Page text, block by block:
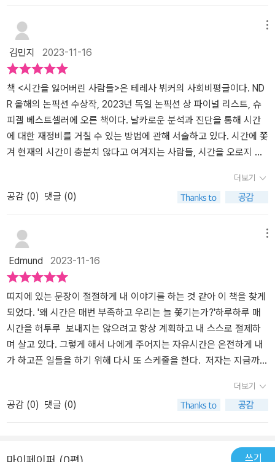
없다!라고 느낀다면 내가 빼앗기고 있는 시간이 어디로 흘러가고 있
는지, 그 흘러들어감이 나의 자의인지 타의인지에 대해 한번 생각해
보면 좋을 것이다. 모두에게 공평할 것 같은 시간은 절대적으로 권력
관계에 의해 재정의되고 있음을 한번 더 자각하며, 오롯이 육아와 일
과, 가사를 전담하고 있는 이 현실에서 나의 일은 ‘해도 그만 안해도
그만’인 미니잡이 아니라라는 것을, 나의 돌봄과 가사에 할애되는 노
동(시간)은 ‘나 아니면 할 사람이 없어서’가 되지 않아야 함을 모두와
함께 공유하고 싶다. #타임푸어 #노동 #돌봄 #사회문제 #워라밸 #
현타 #사회학 #정치 #책사애 #책벗뜰 #책서평 #북리뷰 #양산독서
모임 #책스타그램 #북스타그램 #양산 #서창
일을 한다고 생각하지만 곰곰이 생각해봐라. 나에게 필요한 물건을
배달해주고 인터넷이 돌아가고, 공간을 제공해주는 곳도. 나 혼자 할
수 있는게 아니다. 우리는 청소나 기본적인 일들을 대우하지 않지만
그런 일들이 며칠만 멈춰도 우리나라도 멈추는 게 당연하다. 아이를
낳지 않아도 우리가 어린이의 미래를 위한 책임에서 벗어나는 건 아
니다. 과거 현재 미래를 이어져 있으며 같이 사는 사회이므로. 보험보
장제도를 인구가 줄어들 수록 유지하는 게 힘들다면, 우리는 무엇을
해야 할까. 작가는 말한다. 전세계 일어나는 기후 위기, 취업 문제, 저
출생 등 모든 문제가 결국 시간의 문제라고. 학자 프리가 하우크는 잠
자는 시간을 제외하고 16시간을 4시간씩 직업, 돌봄업무, 자유시간,
있지만 책을 다 읽고 나면, 우리가 자유롭고 함께 사는 사회를 만드려
면 이런 시도가 꼭 필요하다는 생각이 든다. 이 책을 누구보다 정치하
는 사람들이 읽어야 한다고 생각하지만 모두가 읽어야 할 책이기도
하다. 마지막 챕터에서 모든 건 정치적이라고 한 문장에 동의한다. 앞
서 행동하지 못한다는 생각에 항상 마음의 짐이 있다. 하지만 그래도
이런 책을 읽고 나누고 모임을 만들고 얘기하고 옳다는 걸 하는 게 정
치적인 참여라고 생각한다. 마지막으로 이 책을 읽으며 생각났던, 또
책에서 언급했던 책들을 나눈다. 왜 이리 시간이 없지? 내가 문제인
가? 생각하는 분들에게 이 책을 꼭 읽어보시라 추천한다. (챕터별로
책을 덧붙입니다. )1.시간은 왜 늘 부족한가? 24/7 잠의 종말 (절판)
- 챕터 시작할 때 나온 문장이 실린 책 2.노동시간 노동의 배신 불쉽
잡3.돌봄시간돌봄과 작업 1,2돌봄이 돌보는 세계4.자유시간 아무것
간어린이라는 세계 6.정치를 위한 시간돌봄과 연대의 경제학7.유토피
아로 나가가기 일은 당신을 사랑하지 않는다 (이 챕터에서 문장이 실
림)
야 한다는 저자의 말에 고개가 끄덕여졌다. 돌봄은 여성에 많이 치우
쳐 있고 그것을 정당한 노동으로 인정받지 못함으로써 나 스스로도
일을 하고 있는데도 일을 해야하나 라고 고민하지 않는가. 시간의 자
유와 함께 아이와 돌봄 노동에 대한 사회적 정의를 다시 세워갈 때 우
리는 평등한 사회로 갈 수 있음을 저자는 말한다. 일하는 시간을 늘여
야 한다는 우리나라의 현실속에서 마치 유토피아적 상상을 하게 만드
는 즐거운 책이자 고문을 당하는 듯 아픈 책이다. 우리나라는 퇴보하
는데 독일은 나아가는구나라는 씁쓸함. 시간을 정의하고 내 시간은
어디쯤 와 있는지, 내 노동은 정당한지, 어린이의 시간도 함께 고민해
보고, 정치를 위한 시간, 시간의 자유가 있는 미래를 상상해보는 나만
을 체크해보고 무엇이 바뀌어야 할지 깊게 생각해 본다. 빼앗긴 삶의
김민지 2023-11-16
책 <시간을 잃어버린 사람들>은 테레사 뷔커의 사회비평글이다. ND
R 올해의 논픽션 수상작, 2023년 독일 논픽션 상 파이널 리스트, 슈
피겔 베스트셀러에 오른 책이다. 날카로운 분석과 진단을 통해 시간
에 대한 재정비를 거칠 수 있는 방법에 관해 서술하고 있다. 시간에 쫓
겨 현재의 시간이 충분치 않다고 여겨지는 사람들, 시간을 오로지 나
은 그 자리 그대로 있지만 시대에 따른 시간 활용 가치는 달라진다. 책
에서는 시간에 대한 개념과 그에 따른 노동 환경에 대한 이야기를 다
루고 있다. 자본주의 사회를 살아가는 대부분 사람은 돈이라는 가치
에 중점을 두고 살아가며 대부분의 시간을 '일'하는 데에 소비한다. 그
럼에도 다른 가치관을 따르고 있는 어떤 사람들의 모습을 통해 우리
가 추구해야 할 가치에 대해 근본적인 물음을 제기한다. 지금 이 시간
을 어떻게 이용하냐에 따라 현재가 달라지기 때문에 시간이라는 개념
에 대해 재정비가 필요하다고 말한다. 자신만의 시간을 가지기 힘든
이유는 과연 무엇일까. 어떤 이유로 인해 우리는 항상 시간에 쫓기며
살아가며 또 왜 시간이 항상 부족한 것인지 생각할 시간도 부족하다.
여러 가지 이유로 얽혀 있는 사라진 시간은 일정한 사회의 흐름에 따
라 당연한 것으로 여겨진다. 일상이 된 야근과 과로, 쉬는 날마저 알차
그래왔기 때문에 당연한 것처럼 '바쁨'은 일상이 되어버렸다. 이를 덜
어내고 진정한 자유로 나아가기 위해서는 어떤 노력을 기울여야 할
까. 살아가기 위해 최소한으로 갖추어야 할 것은 결국 돈이다. 그래서
에 없는 현실이다. 하지만 우리의 현실 속에서 결코 빠질 수 없는 돈에
더보기
공감 (0) 댓글 (0)
Edmund 2023-11-16
띠지에 있는 문장이 절절하게 내 이야기를 하는 것 같아 이 책을 찾게
되었다. '왜 시간은 매번 부족하고 우리는 늘 쫓기는가?'하루하루 매
시간을 허투루 보내지는 않으려고 항상 계획하고 내 스스로 절제하
며 살고 있다. 그렇게 해서 나에게 주어지는 자유시간은 온전하게 내
가 하고픈 일들을 하기 위해 다시 또 스케줄을 한다. 저자는 지금까지
한다. 과연 시간이라는 것에 대해 내가 주체가 되어 살고 있는가라는
질문을 하며 시간을 잃어버린 요즘의 사람들의 행동들을 다양한 측면
에서 분석해 보여주고 있다. '단순히 우리가 분주하게 생활하는 것으
여가까지 시간을 할애하면 가능한 일이 너무나 많기 때문이다. 실제
더보기
공감 (0) 댓글 (0)
쓰기